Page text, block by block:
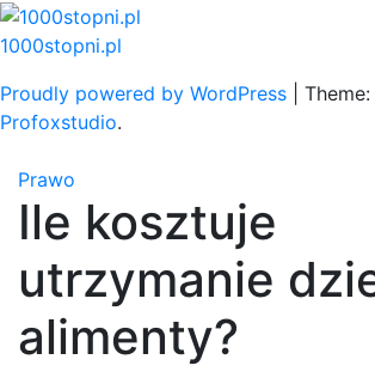
Skip
to
1000stopni.pl
Proudly powered by WordPress
Profoxstudio.
Prawo
Ile kosztuje
utrzymanie
alimenty?